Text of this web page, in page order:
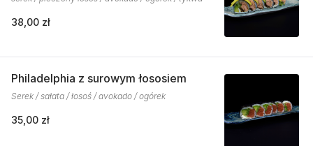
38,00 zł
Philadelphia z surowym łososiem
Serek / sałata / łosoś / avokado / ogórek
35,00 zł